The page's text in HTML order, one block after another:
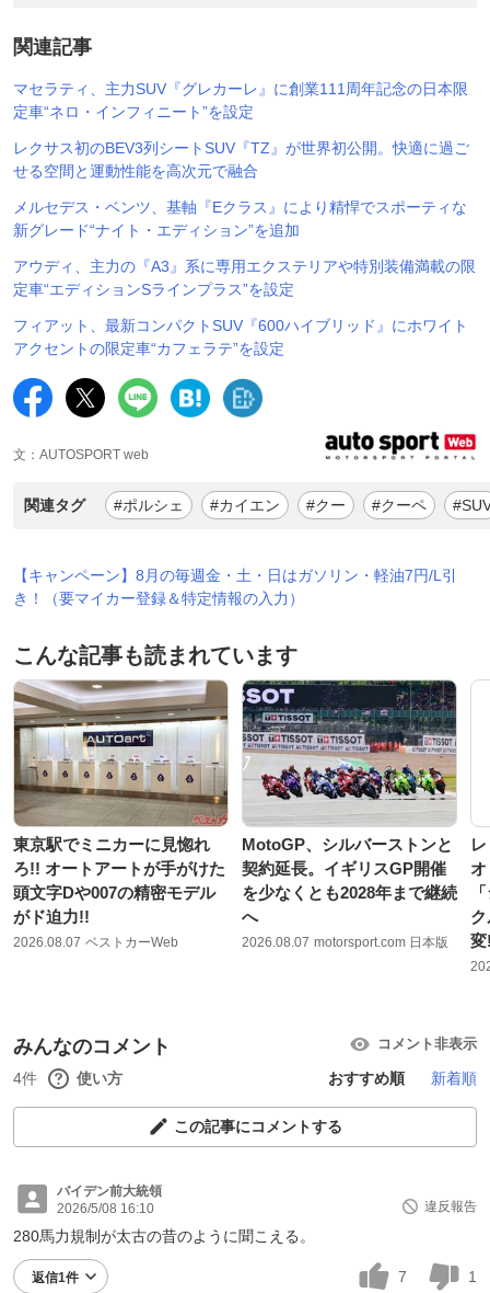
関連記事
マセラティ、主力SUV『グレカーレ』に創業111周年記念の日本限
定車“ネロ・インフィニート”を設定
レクサス初のBEV3列シートSUV『TZ』が世界初公開。快適に過ご
せる空間と運動性能を高次元で融合
メルセデス・ベンツ、基軸『Eクラス』により精悍でスポーティな
新グレード“ナイト・エディション”を追加
アウディ、主力の『A3』系に専用エクステリアや特別装備満載の限
定車“エディションSラインプラス”を設定
フィアット、最新コンパクトSUV『600ハイブリッド』にホワイト
アクセントの限定車“カフェラテ”を設定
文：AUTOSPORT web
関連タグ #ポルシェ #カイエン #クー #クーペ
【キャンペーン】8月の毎週金・土・日はガソリン・軽油7円/L引
き！（要マイカー登録＆特定情報の入力）
こんな記事も読まれています
東京駅でミニカーに見惚れ
ろ!! オートアートが手がけた
頭文字Dや007の精密モデル
がド迫力!!
2026.08.07 ベストカーWeb
MotoGP、シルバーストンと
契約延長。イギリスGP開催
を少なくとも2028年まで継続
へ
2026.08.07 motorsport.com 日本版
みんなのコメント コメント非表示
4件 使い方 おすすめ順 新着順
この記事にコメントする
バイデン前大統領
2026/5/08 16:10
違反報告
280馬力規制が太古の昔のように聞こえる。
返信1件 7 1